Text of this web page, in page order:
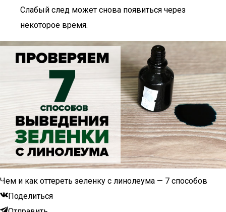
Слабый след может снова появиться через
некоторое время.
Чем и как оттереть зеленку с линолеума — 7 способов
Поделиться